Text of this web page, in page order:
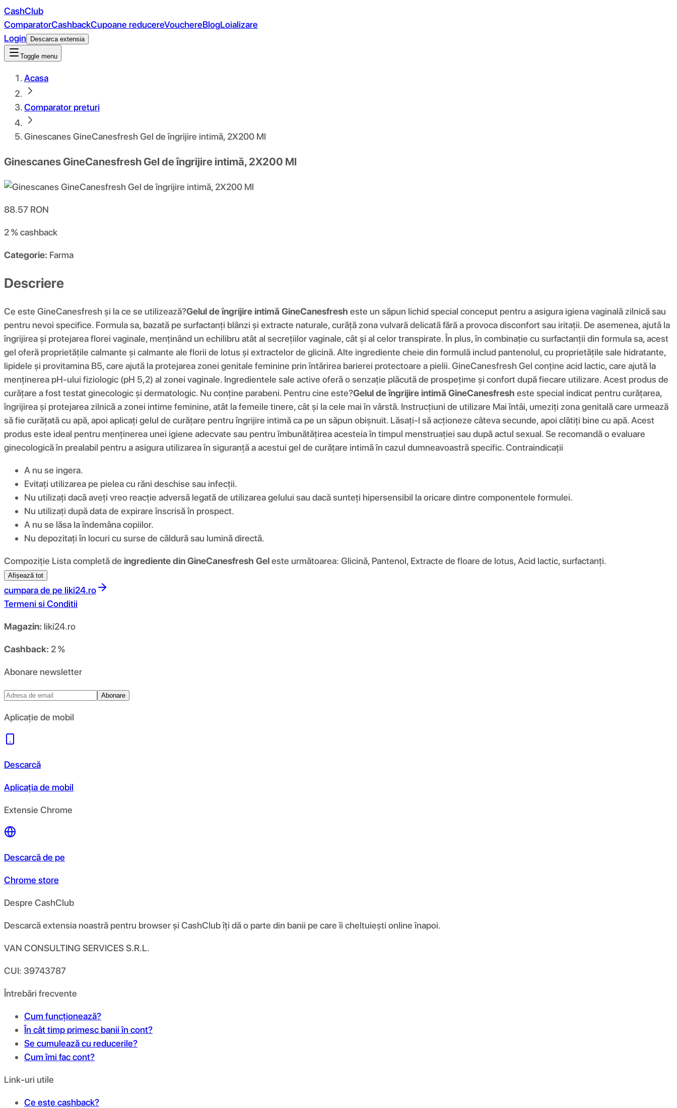
CashClub
ComparatorCashbackCupoane reducereVouchereBlogLoializare
Login
Descarca extensia
Toggle menu
Acasa
Comparator preturi
Ginescanes GineCanesfresh Gel de îngrijire intimă, 2X200 Ml
Ginescanes GineCanesfresh Gel de îngrijire intimă, 2X200 Ml
88.57 RON
2 %cashback
Categorie: Farma
Descriere
Ce este GineCanesfresh și la ce se utilizează?Gelul de îngrijire intimă GineCanesfresh este un săpun lichid special conceput pentru a asigura igiena vaginală zilnică sau
pentru nevoi specifice. Formula sa, bazată pe surfactanți blânzi și extracte naturale, curăță zona vulvară delicată fără a provoca disconfort sau iritații. De asemenea, ajută la
îngrijirea și protejarea florei vaginale, menținând un echilibru atât al secrețiilor vaginale, cât și al celor transpirate. În plus, în combinație cu surfactanții din formula sa, acest
gel oferă proprietățile calmante și calmante ale florii de lotus și extractelor de glicină. Alte ingrediente cheie din formulă includ pantenolul, cu proprietățile sale hidratante,
lipidele și provitamina B5, care ajută la protejarea zonei genitale feminine prin întărirea barierei protectoare a pielii. GineCanesfresh Gel conține acid lactic, care ajută la
menținerea pH-ului fiziologic (pH 5,2) al zonei vaginale. Ingredientele sale active oferă o senzație plăcută de prospețime și confort după fiecare utilizare. Acest produs de
curățare a fost testat ginecologic și dermatologic. Nu conține parabeni. Pentru cine este?Gelul de îngrijire intimă GineCanesfresh este special indicat pentru curățarea,
îngrijirea și protejarea zilnică a zonei intime feminine, atât la femeile tinere, cât și la cele mai în vârstă. Instrucțiuni de utilizare Mai întâi, umeziți zona genitală care urmează
să fie curățată cu apă, apoi aplicați gelul de curățare pentru îngrijire intimă ca pe un săpun obișnuit. Lăsați-l să acționeze câteva secunde, apoi clătiți bine cu apă. Acest
produs este ideal pentru menținerea unei igiene adecvate sau pentru îmbunătățirea acesteia în timpul menstruației sau după actul sexual. Se recomandă o evaluare
ginecologică în prealabil pentru a asigura utilizarea în siguranță a acestui gel de curățare intimă în cazul dumneavoastră specific. Contraindicații
A nu se ingera.
Evitați utilizarea pe pielea cu răni deschise sau infecții.
Nu utilizați dacă aveți vreo reacție adversă legată de utilizarea gelului sau dacă sunteți hipersensibil la oricare dintre componentele formulei.
Nu utilizați după data de expirare înscrisă în prospect.
A nu se lăsa la îndemâna copiilor.
Nu depozitați în locuri cu surse de căldură sau lumină directă.
Compoziţie Lista completă de ingrediente din GineCanesfresh Geleste următoarea: Glicină, Pantenol, Extracte de floare de lotus, Acid lactic, surfactanți.
Afișează tot
cumpara de pe liki24.ro
Termeni si Conditii
Magazin: liki24.ro
Cashback: 2 %
Abonare newsletter
Abonare
Aplicație de mobil
Descarcă
Aplicația de mobil
Extensie Chrome
Descarcă de pe
Chrome store
Despre CashClub
Descarcă extensia noastră pentru browser și CashClub îți dă o parte din banii pe care îi cheltuiești online înapoi.
VAN CONSULTING SERVICES S.R.L.
CUI: 39743787
Întrebări frecvente
Cum funcționează?
În cât timp primesc banii în cont?
Se cumulează cu reducerile?
Cum îmi fac cont?
Link-uri utile
Ce este cashback?